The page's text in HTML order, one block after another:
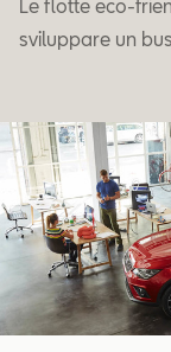
Le flotte eco-
sviluppare un